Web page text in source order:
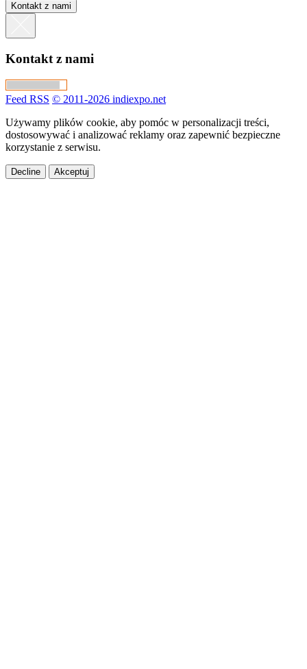
Kontakt z nami
Kontakt z nami
Feed RSS © 2011-2026 indiexpo.net
Używamy plików cookie, aby pomóc w personalizacji treści,
dostosowywać i analizować reklamy oraz zapewnić bezpieczne
korzystanie z serwisu.
Decline Akceptuj